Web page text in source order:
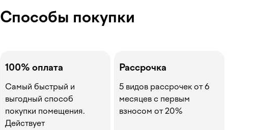
Способы покупки
100% оплата
Самый быстрый и
выгодный способ
покупки помещения.
Действует
Рассрочка
5 видов рассрочек от 6
месяцев с первым
взносом от 20%